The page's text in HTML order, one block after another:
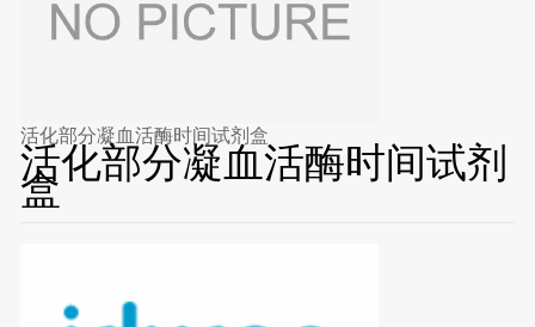
活化部分凝血活酶时间试剂盒
活化部分凝血活酶时间试剂
盒